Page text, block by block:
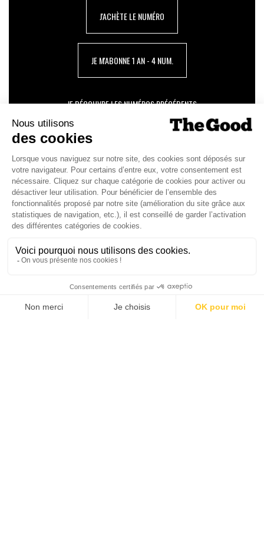
J'ACHÈTE LE NUMÉRO
JE M'ABONNE 1 AN - 4 NUM.
JE DÉCOUVRE LES NUMÉROS PRÉCÉDENTS
Je suis déjà abonné(e) :
version digitale
SUIVEZ-NOUS